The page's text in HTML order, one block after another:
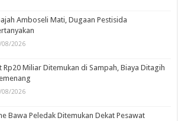
Amboseli Mati, Dugaan Pestisida
08/2026
Rp20 Miliar Ditemukan di Sampah, Biaya Ditagih
08/2026
Bawa Peledak Ditemukan Dekat Pesawat